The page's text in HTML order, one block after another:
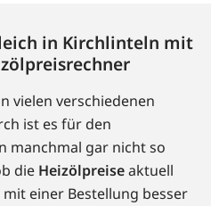
in Kirchlinteln mit
vielen verschiedenen
ist es für den
manchmal gar nicht so
die Heizölpreiseaktuell
einer Bestellung besser